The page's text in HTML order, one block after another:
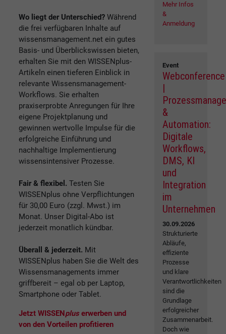
Wo liegt der Unterschied? Während
die frei verfügbaren Inhalte auf
wissensmanagement.net ein gutes
Basis- und Überblickswissen bieten,
erhalten Sie mit den WISSENplus-
Artikeln einen tieferen Einblick in
relevante Wissensmanagement-
Workflows. Sie erhalten
praxiserprobte Anregungen für Ihre
eigene Projektplanung und
gewinnen wertvolle Impulse für die
erfolgreiche Einführung und
nachhaltige Implementierung
wissensintensiver Prozesse.
Fair & flexibel. Testen Sie
WISSENplus ohne Verpflichtungen
für 30,00 Euro (zzgl. Mwst.) im
Monat. Unser Digital-Abo ist
jederzeit monatlich kündbar.
Überall & jederzeit. Mit
WISSENplus haben Sie die Welt des
Wissensmanagements immer
griffbereit – egal ob per Laptop,
Smartphone oder Tablet.
Jetzt WISSENplus erwerben und
von den Vorteilen profitieren
Mehr Infos
&
Anmeldung
Event
Webconference
|
&
Automation:
Digitale
Workflows,
DMS, KI
und
Integration
im
Unternehmen
30.09.2026
Strukturierte
Abläufe,
effiziente
Prozesse
und klare
Verantwortlichkeiten
sind die
Grundlage
erfolgreicher
Zusammenarbeit.
Doch wie